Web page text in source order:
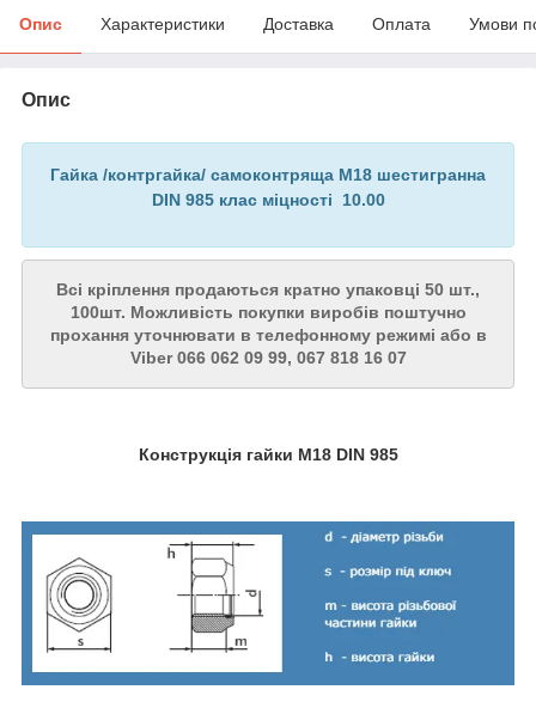
Опис Характеристики Доставка Оплата Умови
Опис
Гайка /контргайка/ самоконтряща M18 шестигранна
DIN 985 клас міцності 10.00
Всі кріплення продаються кратно упаковці 50 шт.,
100шт. Можливість покупки виробів поштучно
прохання уточнювати в телефонному режимі або в
Viber066 062 09 99, 067 818 16 07
Конструкція гайки М18 DIN 985